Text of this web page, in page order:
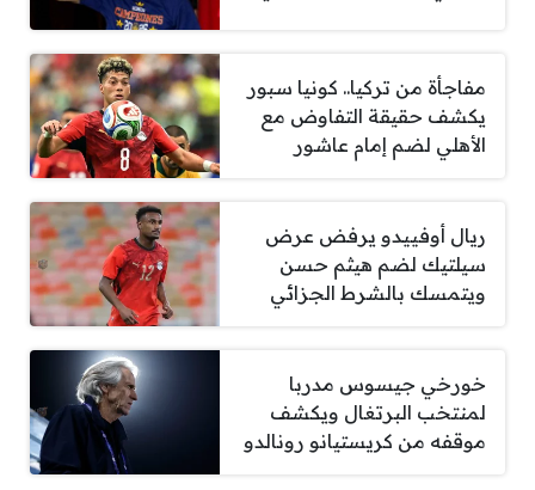
مفاجأة من تركيا.. كونيا سبور
يكشف حقيقة التفاوض مع
الأهلي لضم إمام عاشور
ريال أوفييدو يرفض عرض
سيلتيك لضم هيثم حسن
ويتمسك بالشرط الجزائي
خورخي جيسوس مدربا
لمنتخب البرتغال ويكشف
موقفه من كريستيانو رونالدو